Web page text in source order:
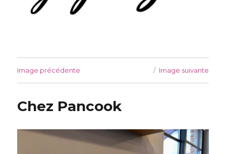
Image précédente Image suivante
Chez Pancook